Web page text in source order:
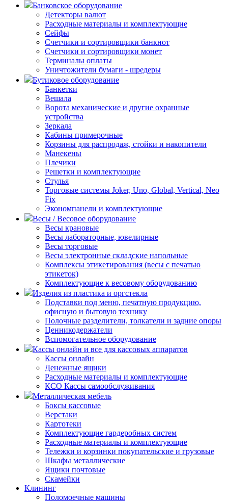
Банковское оборудование
Детекторы валют
Расходные материалы и комплектующие
Сейфы
Счетчики и сортировщики банкнот
Счетчики и сортировщики монет
Терминалы оплаты
Уничтожители бумаги - шредеры
Бутиковое оборудование
Банкетки
Вешала
Ворота механические и другие охранные
устройства
Зеркала
Кабины примерочные
Корзины для распродаж, стойки и накопители
Манекены
Плечики
Решетки и комплектующие
Стулья
Торговые системы Joker, Uno, Global, Vertical, Neo
Fix
Экономпанели и комплектующие
Весы / Весовое оборудование
Весы крановые
Весы лабораторные, ювелирные
Весы торговые
Весы электронные складские напольные
Комплексы этикетирования (весы с печатью
этикеток)
Комплектующие к весовому оборудованию
Изделия из пластика и оргстекла
Подставки под меню, печатную продукцию,
офисную и бытовую технику
Полочные разделители, толкатели и задние опоры
Ценникодержатели
Вспомогательное оборудование
Кассы онлайн и все для кассовых аппаратов
Кассы онлайн
Денежные ящики
Расходные материалы и комплектующие
КСО Кассы самообслуживания
Металлическая мебель
Боксы кассовые
Верстаки
Картотеки
Комплектующие гардеробных систем
Расходные материалы и комплектующие
Тележки и корзинки покупательские и грузовые
Шкафы металлические
Ящики почтовые
Скамейки
Клининг
Поломоечные машины